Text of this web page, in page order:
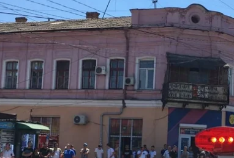
Нацполиция
захватил в заложники сотрудницу
сообщили в пресс-службе
в Суворовском районе города, на место
оперативная группа и
с правонарушителем.
и задержания злоумышленника», —